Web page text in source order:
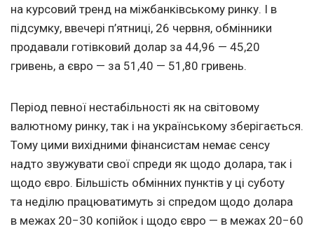
на курсовий тренд на міжбанківському ринку. І в
підсумку, ввечері п’ятниці, 26 червня, обмінники
продавали готівковий долар за 44,96 — 45,20
гривень, а євро — за 51,40 — 51,80 гривень.
Період певної нестабільності як на світовому
валютному ринку, так і на українському зберігається.
Тому цими вихідними фінансистам немає сенсу
надто звужувати свої спреди як щодо долара, так і
щодо євро. Більшість обмінних пунктів у ці суботу
та неділю працюватимуть зі спредом щодо долара
в межах 20−30 копійок і щодо євро — в межах 20−60